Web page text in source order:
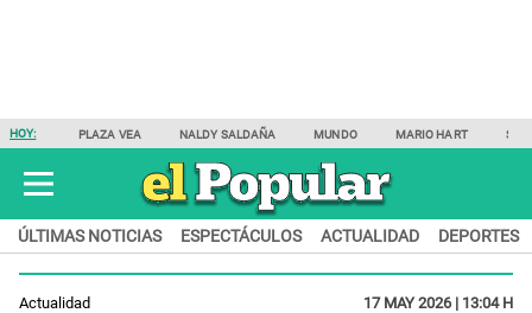
HOY: PLAZA VEA NALDY SALDAÑA MUNDO MARIO HART
ÚLTIMAS NOTICIAS ESPECTÁCULOS ACTUALIDAD DEPORTES
Actualidad 17 MAY 2026 | 13:04 H